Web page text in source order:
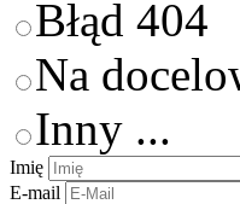
Błąd 404
Na
Inny ...
Imię
E-mail